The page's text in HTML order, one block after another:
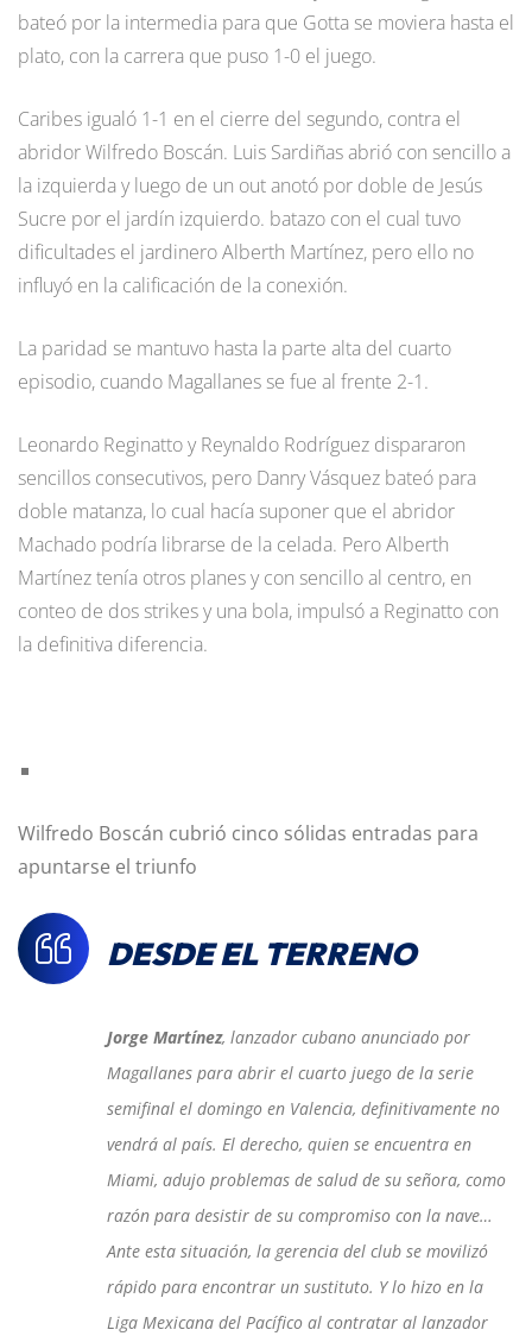
bateó por la intermedia para que Gotta se moviera hasta el
plato, con la carrera que puso 1-0 el juego.
Caribes igualó 1-1 en el cierre del segundo, contra el
abridor Wilfredo Boscán. Luis Sardiñas abrió con sencillo a
la izquierda y luego de un out anotó por doble de Jesús
Sucre por el jardín izquierdo. batazo con el cual tuvo
dificultades el jardinero Alberth Martínez, pero ello no
influyó en la calificación de la conexión.
La paridad se mantuvo hasta la parte alta del cuarto
episodio, cuando Magallanes se fue al frente 2-1.
Leonardo Reginatto y Reynaldo Rodríguez dispararon
sencillos consecutivos, pero Danry Vásquez bateó para
doble matanza, lo cual hacía suponer que el abridor
Machado podría librarse de la celada. Pero Alberth
Martínez tenía otros planes y con sencillo al centro, en
conteo de dos strikes y una bola, impulsó a Reginatto con
la definitiva diferencia.
Wilfredo Boscán cubrió cinco sólidas entradas para
apuntarse el triunfo
DESDE EL TERRENO
Jorge Martínez, lanzador cubano anunciado por
Magallanes para abrir el cuarto juego de la serie
semifinal el domingo en Valencia, definitivamente no
vendrá al país. El derecho, quien se encuentra en
Miami, adujo problemas de salud de su señora, como
razón para desistir de su compromiso con la nave…
Ante esta situación, la gerencia del club se movilizó
rápido para encontrar un sustituto. Y lo hizo en la
Liga Mexicana del Pacífico al contratar al lanzador